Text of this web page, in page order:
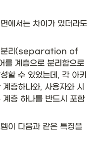
에서는 차이가 있더라도
분리(separation of
계층으로 분리함으로
할 수 있었는데, 각 아키
층하나와, 사용자와 시
층 하나를 반드시 포함
이 다음과 같은 특징을